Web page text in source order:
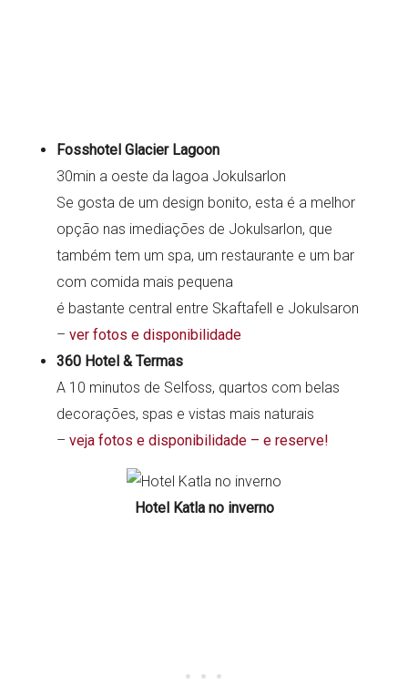
Fosshotel Glacier Lagoon
30min a oeste da lagoa Jokulsarlon
Se gosta de um design bonito, esta é a melhor
opção nas imediações de Jokulsarlon, que
também tem um spa, um restaurante e um bar
com comida mais pequena
é bastante central entre Skaftafell e Jokulsaron
–ver fotos e disponibilidade
360 Hotel & Termas
A 10 minutos de Selfoss, quartos com belas
decorações, spas e vistas mais naturais
– veja fotos e disponibilidade – e reserve!
Hotel Katla no inverno